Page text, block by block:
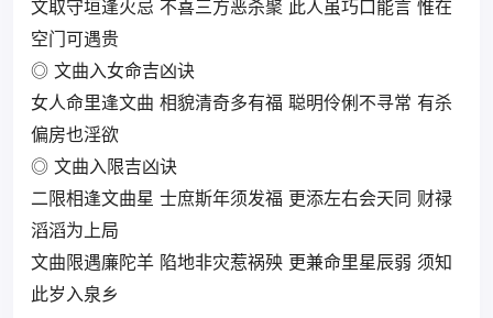
文取守垣逢火忌 不喜三方恶杀聚 此人虽巧口能言 惟在
空门可遇贵
◎ 文曲入女命吉凶诀
女人命里逢文曲 相貌清奇多有福 聪明伶俐不寻常 有杀
偏房也淫欲
◎ 文曲入限吉凶诀
二限相逢文曲星 士庶斯年须发福 更添左右会天同 财禄
滔滔为上局
文曲限遇廉陀羊 陷地非灾惹祸殃 更兼命里星辰弱 须知
此岁入泉乡